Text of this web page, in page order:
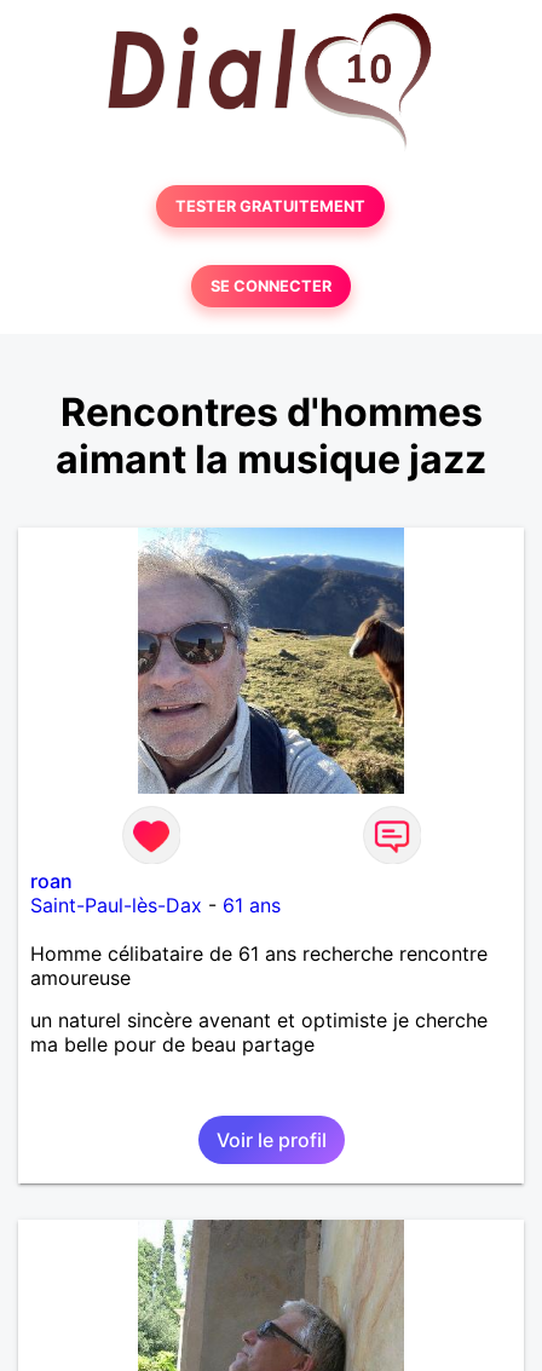
TESTER GRATUITEMENT
SE CONNECTER
Rencontres d'hommes
aimant la musique jazz
roan
Saint-Paul-lès-Dax - 61 ans
Homme célibataire de 61 ans recherche rencontre
amoureuse
un naturel sincère avenant et optimiste je cherche
ma belle pour de beau partage
Voir le profil